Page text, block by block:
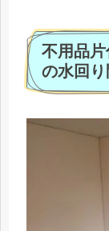
不用品
の水回り